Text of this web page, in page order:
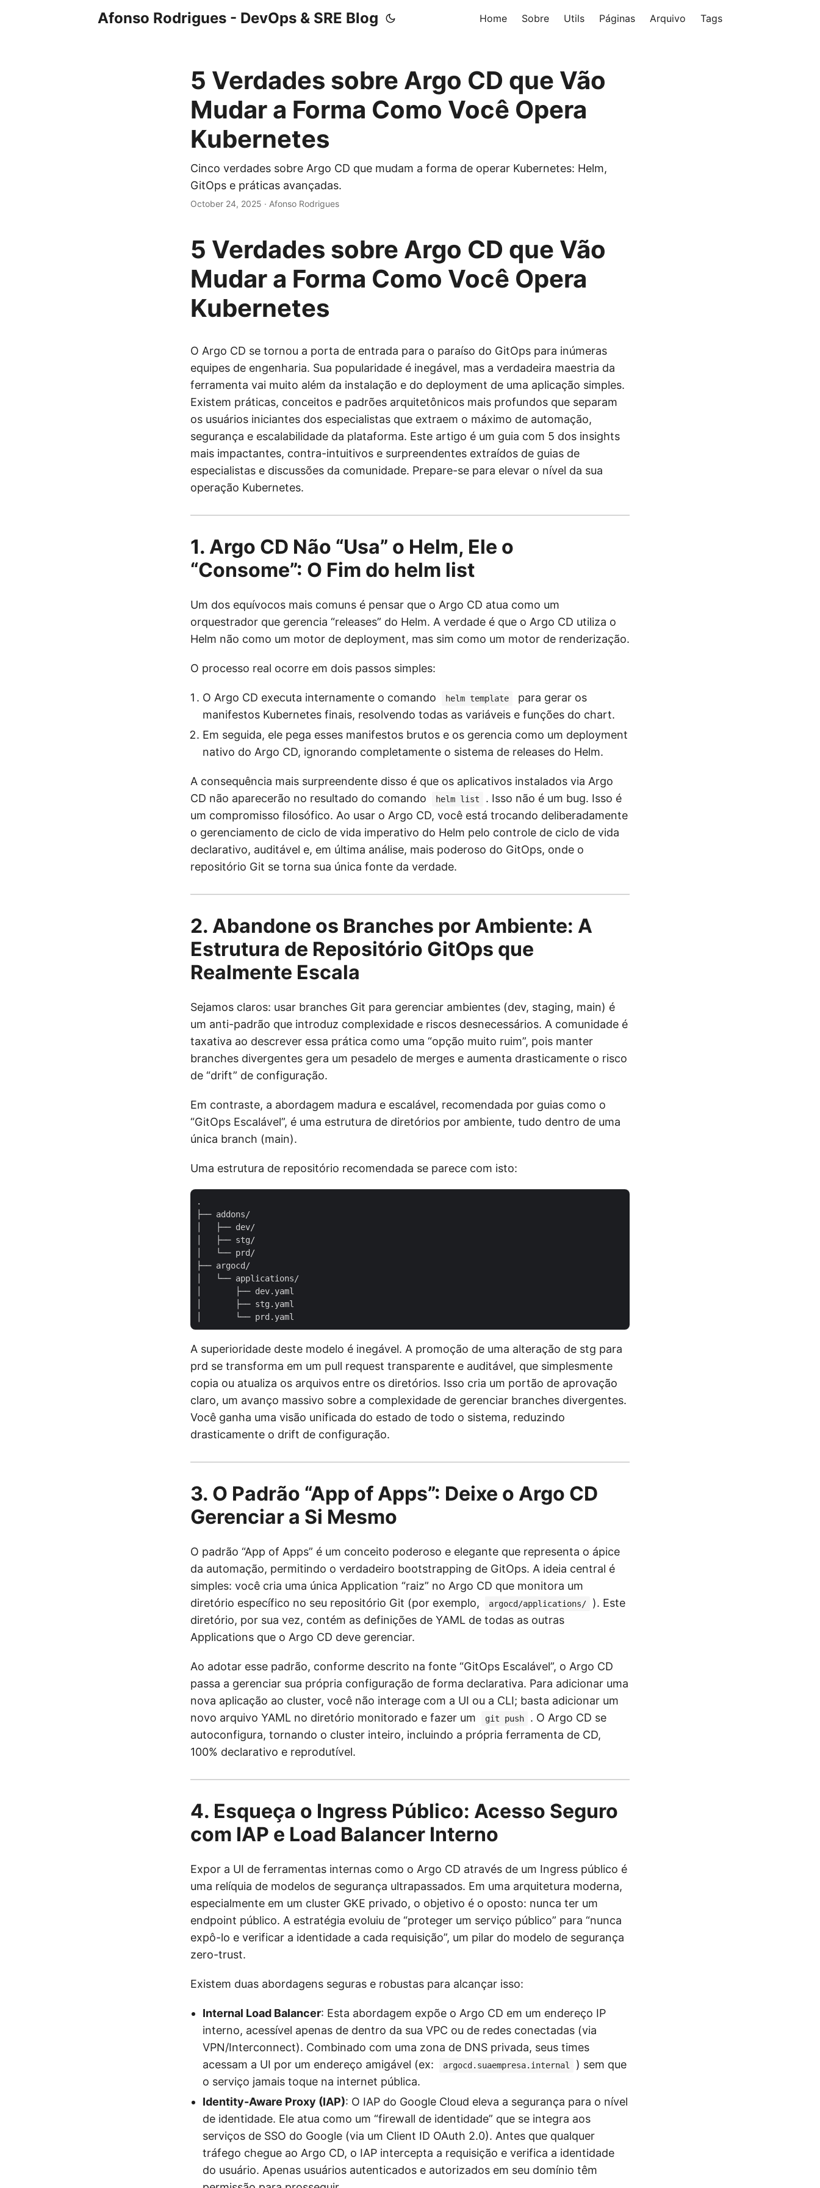
Afonso Rodrigues - DevOps & SRE Blog Home Sobre Utils Páginas Arquivo Tags
5 Verdades sobre Argo CD que Vão
Mudar a Forma Como Você Opera
Kubernetes
Cinco verdades sobre Argo CD que mudam a forma de operar Kubernetes: Helm,
GitOps e práticas avançadas.
October 24, 2025 · Afonso Rodrigues
5 Verdades sobre Argo CD que Vão
Mudar a Forma Como Você Opera
Kubernetes
O Argo CD se tornou a porta de entrada para o paraíso do GitOps para inúmeras
equipes de engenharia. Sua popularidade é inegável, mas a verdadeira maestria da
ferramenta vai muito além da instalação e do deployment de uma aplicação simples.
Existem práticas, conceitos e padrões arquitetônicos mais profundos que separam
os usuários iniciantes dos especialistas que extraem o máximo de automação,
segurança e escalabilidade da plataforma. Este artigo é um guia com 5 dos insights
mais impactantes, contra-intuitivos e surpreendentes extraídos de guias de
especialistas e discussões da comunidade. Prepare-se para elevar o nível da sua
operação Kubernetes.
1. Argo CD Não “Usa” o Helm, Ele o
“Consome”: O Fim do helm list
Um dos equívocos mais comuns é pensar que o Argo CD atua como um
orquestrador que gerencia “releases” do Helm. A verdade é que o Argo CD utiliza o
Helm não como um motor de deployment, mas sim como um motor de renderização.
O processo real ocorre em dois passos simples:
O Argo CD executa internamente o comando helm template
para gerar os
manifestos Kubernetes finais, resolvendo todas as variáveis e funções do chart.
Em seguida, ele pega esses manifestos brutos e os gerencia como um deployment
nativo do Argo CD, ignorando completamente o sistema de releases do Helm.
A consequência mais surpreendente disso é que os aplicativos instalados via Argo
CD não aparecerão no resultado do comando
helm list
. Isso não é um bug. Isso é
um compromisso filosófico. Ao usar o Argo CD, você está trocando deliberadamente
o gerenciamento de ciclo de vida imperativo do Helm pelo controle de ciclo de vida
declarativo, auditável e, em última análise, mais poderoso do GitOps, onde o
repositório Git se torna sua única fonte da verdade.
2. Abandone os Branches por Ambiente: A
Estrutura de Repositório GitOps que
Realmente Escala
Sejamos claros: usar branches Git para gerenciar ambientes (dev, staging, main) é
um anti-padrão que introduz complexidade e riscos desnecessários. A comunidade é
taxativa ao descrever essa prática como uma “opção muito ruim”, pois manter
branches divergentes gera um pesadelo de merges e aumenta drasticamente o risco
de “drift” de configuração.
Em contraste, a abordagem madura e escalável, recomendada por guias como o
“GitOps Escalável”, é uma estrutura de diretórios por ambiente, tudo dentro de uma
única branch (main).
Uma estrutura de repositório recomendada se parece com isto:
.
├── addons/
│   ├── dev/
│   ├── stg/
│   └── prd/
├── argocd/
│   └── applications/
│       ├── dev.yaml
│       ├── stg.yaml
A superioridade deste modelo é inegável. A promoção de uma alteração de stg para
prd se transforma em um pull request transparente e auditável, que simplesmente
copia ou atualiza os arquivos entre os diretórios. Isso cria um portão de aprovação
claro, um avanço massivo sobre a complexidade de gerenciar branches divergentes.
Você ganha uma visão unificada do estado de todo o sistema, reduzindo
drasticamente o drift de configuração.
3. O Padrão “App of Apps”: Deixe o Argo CD
Gerenciar a Si Mesmo
O padrão “App of Apps” é um conceito poderoso e elegante que representa o ápice
da automação, permitindo o verdadeiro bootstrapping de GitOps. A ideia central é
simples: você cria uma única Application “raiz” no Argo CD que monitora um
diretório específico no seu repositório Git (por exemplo,
argocd/applications/
). Este
diretório, por sua vez, contém as definições de YAML de todas as outras
Applications que o Argo CD deve gerenciar.
Ao adotar esse padrão, conforme descrito na fonte “GitOps Escalável”, o Argo CD
passa a gerenciar sua própria configuração de forma declarativa. Para adicionar uma
nova aplicação ao cluster, você não interage com a UI ou a CLI; basta adicionar um
novo arquivo YAML no diretório monitorado e fazer um
git push
. O Argo CD se
autoconfigura, tornando o cluster inteiro, incluindo a própria ferramenta de CD,
100% declarativo e reprodutível.
4. Esqueça o Ingress Público: Acesso Seguro
com IAP e Load Balancer Interno
Expor a UI de ferramentas internas como o Argo CD através de um Ingress público é
uma relíquia de modelos de segurança ultrapassados. Em uma arquitetura moderna,
especialmente em um cluster GKE privado, o objetivo é o oposto: nunca ter um
endpoint público. A estratégia evoluiu de “proteger um serviço público” para “nunca
expô-lo e verificar a identidade a cada requisição”, um pilar do modelo de segurança
zero-trust.
Existem duas abordagens seguras e robustas para alcançar isso:
Internal Load Balancer: Esta abordagem expõe o Argo CD em um endereço IP
interno, acessível apenas de dentro da sua VPC ou de redes conectadas (via
VPN/Interconnect). Combinado com uma zona de DNS privada, seus times
acessam a UI por um endereço amigável (ex:
argocd.suaempresa.internal
) sem que
o serviço jamais toque na internet pública.
Identity-Aware Proxy (IAP): O IAP do Google Cloud eleva a segurança para o nível
de identidade. Ele atua como um “firewall de identidade” que se integra aos
serviços de SSO do Google (via um Client ID OAuth 2.0). Antes que qualquer
tráfego chegue ao Argo CD, o IAP intercepta a requisição e verifica a identidade
do usuário. Apenas usuários autenticados e autorizados em seu domínio têm